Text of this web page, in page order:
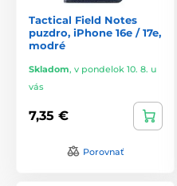
Tactical Field Notes
puzdro, iPhone 16e / 17e,
modré
Skladom, v pondelok 10. 8. u
vás
7,35 €
Porovnať